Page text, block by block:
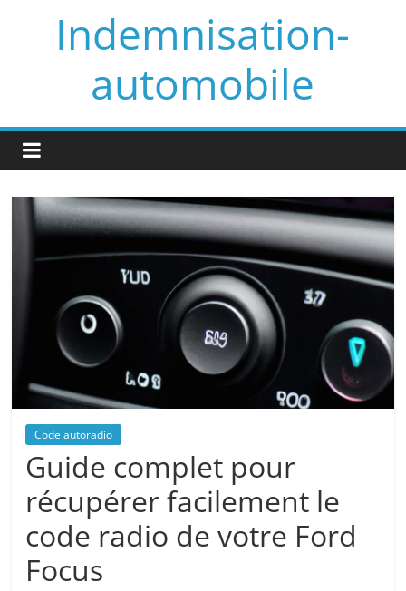
Indemnisation-
automobile
Code autoradio
Guide complet pour
récupérer facilement le
code radio de votre Ford
Focus